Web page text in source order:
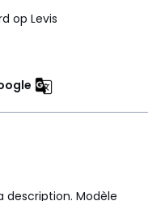
op Levis
Modèle